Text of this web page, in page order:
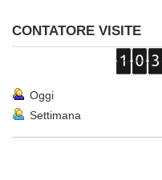
CONTATORE VISITE
Oggi
Settimana